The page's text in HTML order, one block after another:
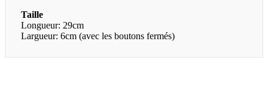
Taille
Longueur: 29cm
Largueur: 6cm (avec les boutons fermés)